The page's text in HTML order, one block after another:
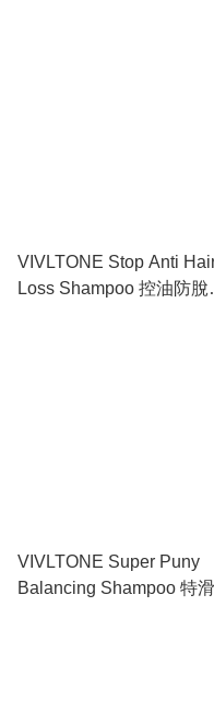
VIVLTONE Stop Anti
Loss Shampoo 控油防脫
VIVLTONE Super Puny
Balancing Shampoo 特